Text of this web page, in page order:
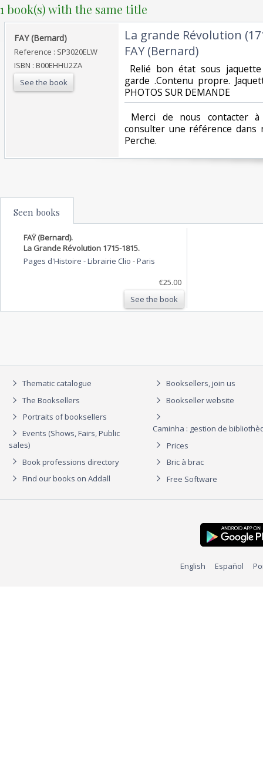
1 book(s) with the same title
‎FAY (Bernard) ‎
Reference : SP3020ELW
ISBN : B00EHHU2ZA
See the book
‎La grande Révolution
FAY (Bernard)‎
Relié bon état sous
garde .Contenu propre.
PHOTOS SUR DEMANDE ‎
Merci de nous contacter
consulter une référence dans
Perche.‎
Seen books
FAŸ (Bernard).
La Grande Révolution 1715-1815.
Pages d'Histoire - Librairie Clio -Paris
€25.00
See the book
Thematic catalogue
The Booksellers
Portraits of booksellers
Events (Shows, Fairs, Public
sales)
Book professions directory
Find our books on Addall
Booksellers, join us
Bookseller website
Caminha : gestion de
Prices
Bric à brac
Free Software
English Español